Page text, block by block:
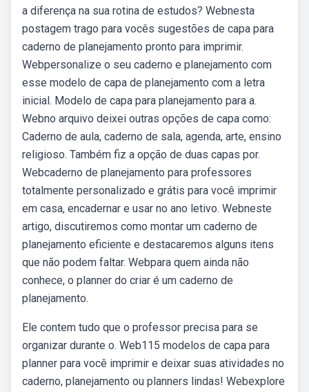
a diferença na sua rotina de estudos? Webnesta
postagem trago para vocês sugestões de capa para
caderno de planejamento pronto para imprimir.
Webpersonalize o seu caderno e planejamento com
esse modelo de capa de planejamento com a letra
inicial. Modelo de capa para planejamento para a.
Webno arquivo deixei outras opções de capa como:
Caderno de aula, caderno de sala, agenda, arte, ensino
religioso. Também fiz a opção de duas capas por.
Webcaderno de planejamento para professores
totalmente personalizado e grátis para você imprimir
em casa, encadernar e usar no ano letivo. Webneste
artigo, discutiremos como montar um caderno de
planejamento eficiente e destacaremos alguns itens
que não podem faltar. Webpara quem ainda não
conhece, o planner do criar é um caderno de
planejamento.
Ele contem tudo que o professor precisa para se
organizar durante o. Web115 modelos de capa para
planner para você imprimir e deixar suas atividades no
caderno, planejamento ou planners lindas! Webexplore